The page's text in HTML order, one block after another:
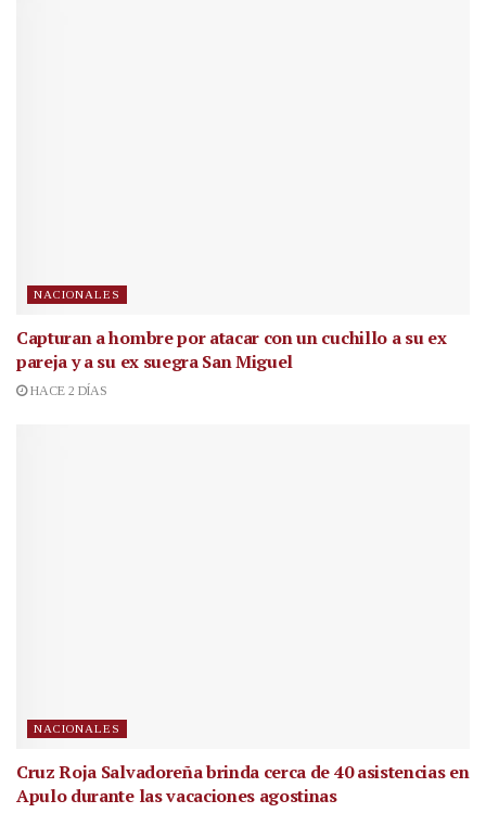
NACIONALES
Capturan a hombre por atacar con un cuchillo a su ex
pareja y a su ex suegra San Miguel
HACE 2 DÍAS
NACIONALES
Cruz Roja Salvadoreña brinda cerca de 40 asistencias en
Apulo durante las vacaciones agostinas